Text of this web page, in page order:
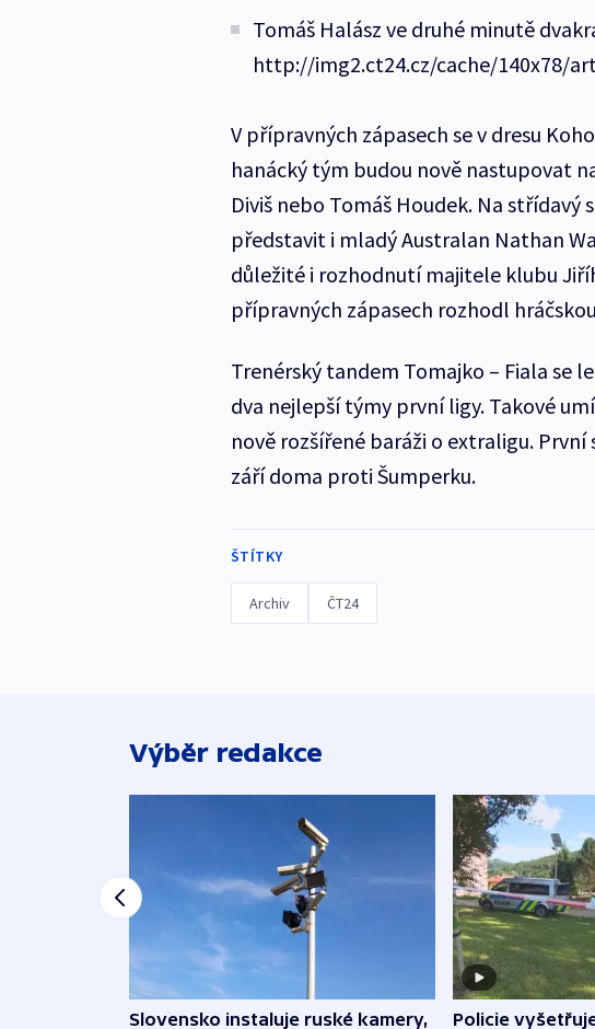
Tomáš Halász ve druhé minutě
http://img2.ct24.cz/cache/140x78/
V přípravných zápasech se v dresu
hanácký tým budou nově nastupovat
Diviš nebo Tomáš Houdek. Na střídavý
představit i mladý Australan Nathan
důležité i rozhodnutí majitele klubu
přípravných zápasech rozhodl
Trenérský tandem Tomajko – Fiala se
dva nejlepší týmy první ligy. Takové
nově rozšířené baráži o extraligu.
září doma proti Šumperku.
ŠTÍTKY
Archiv ČT24
Výběr redakce
Slovensko instaluje ruské kamery, Policie